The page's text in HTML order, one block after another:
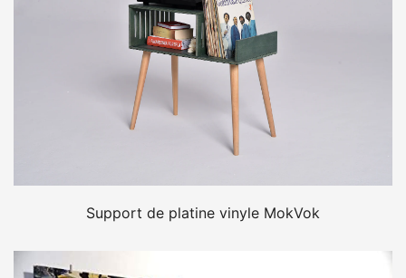
Support de platine vinyle MokVok